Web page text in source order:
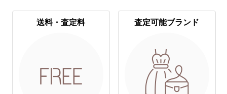
送料・査定料 査定可能ブランド